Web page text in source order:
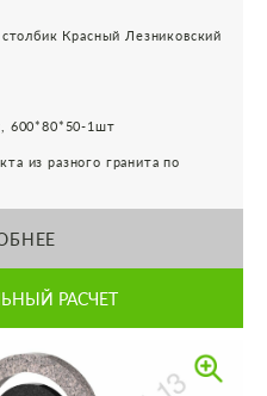
Красный Лезниковский
600*80*50-1шт
из разного гранита по
РАСЧЕТ